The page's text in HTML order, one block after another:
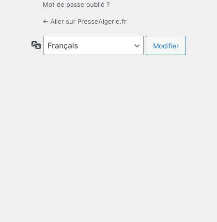
Mot de passe oublié ?
← Aller sur PresseAlgerie.fr
Langue